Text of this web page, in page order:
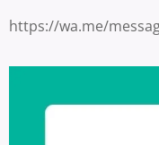
https://wa.me/